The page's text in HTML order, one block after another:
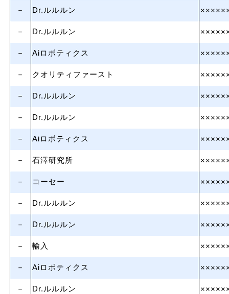
－ Dr.ルルルン
－ Dr.ルルルン
－ Aiロボティクス
－ クオリティファースト
－ Dr.ルルルン
－ Dr.ルルルン
－ Aiロボティクス
－ 石澤研究所
－ コーセー
－ Dr.ルルルン
－ Dr.ルルルン
－ 輸入
－ Aiロボティクス
－ Dr.ルルルン